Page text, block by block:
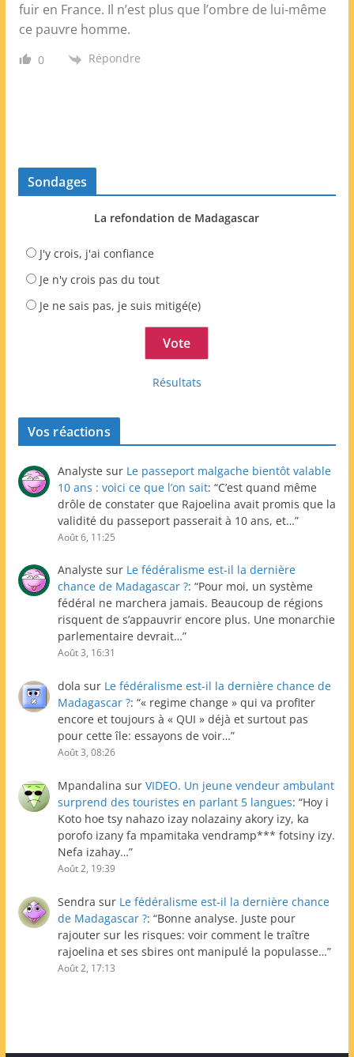
fuir en France. Il n’est plus que l’ombre de lui-même
ce pauvre homme.
0 Répondre
Sondages
La refondation de Madagascar
J'y crois, j'ai confiance
Je n'y crois pas du tout
Je ne sais pas, je suis mitigé(e)
Résultats
Vos réactions
Analyste sur Le passeport malgache bientôt valable
10 ans : voici ce que l’on sait: “C’est quand même
drôle de constater que Rajoelina avait promis que la
validité du passeport passerait à 10 ans, et…”
Août 6, 11:25
Analyste sur Le fédéralisme est-il la dernière
chance de Madagascar ?: “Pour moi, un système
fédéral ne marchera jamais. Beaucoup de régions
risquent de s’appauvrir encore plus. Une monarchie
parlementaire devrait…”
Août 3, 16:31
dola sur Le fédéralisme est-il la dernière chance de
Madagascar ?: “« regime change » qui va profiter
encore et toujours à « QUI » déjà et surtout pas
pour cette île: essayons de voir…”
Août 3, 08:26
Mpandalina sur VIDEO. Un jeune vendeur ambulant
surprend des touristes en parlant 5 langues: “Hoy i
Koto hoe tsy nahazo izay nolazainy akory izy, ka
porofo izany fa mpamitaka vendramp*** fotsiny izy.
Nefa izahay…”
Août 2, 19:39
Sendra sur Le fédéralisme est-il la dernière chance
de Madagascar ?: “Bonne analyse. Juste pour
rajouter sur les risques: voir comment le traître
rajoelina et ses sbires ont manipulé la populasse…”
Août 2, 17:13